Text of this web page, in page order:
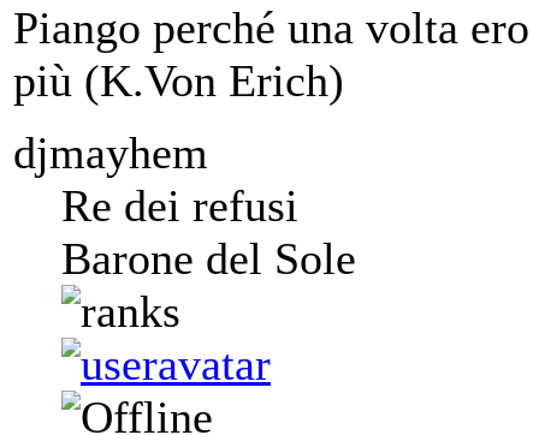
Piango perché una volta
più (K.Von Erich)
djmayhem
Re dei refusi
Barone del Sole